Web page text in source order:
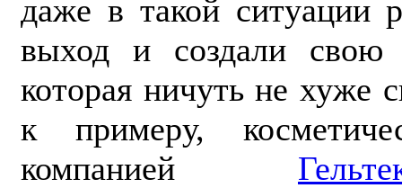
даже в такой ситуации
выход и создали свою
которая ничуть не хуже
к примеру,
компанией